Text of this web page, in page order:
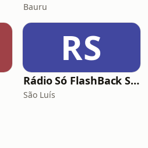
Bauru
RS
Rádio Só FlashBack São Luís
São Luís